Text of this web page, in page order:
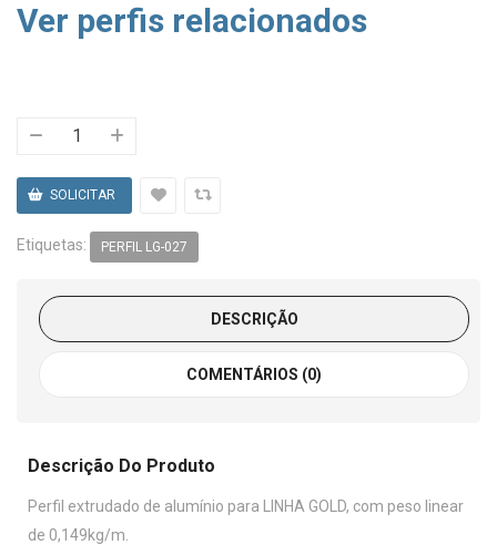
Ver perfis relacionados
Etiquetas: PERFIL LG-027
DESCRIÇÃO
COMENTÁRIOS (0)
Descrição Do Produto
Perfil extrudado de alumínio para LINHA GOLD, com peso linear
de 0,149kg/m.